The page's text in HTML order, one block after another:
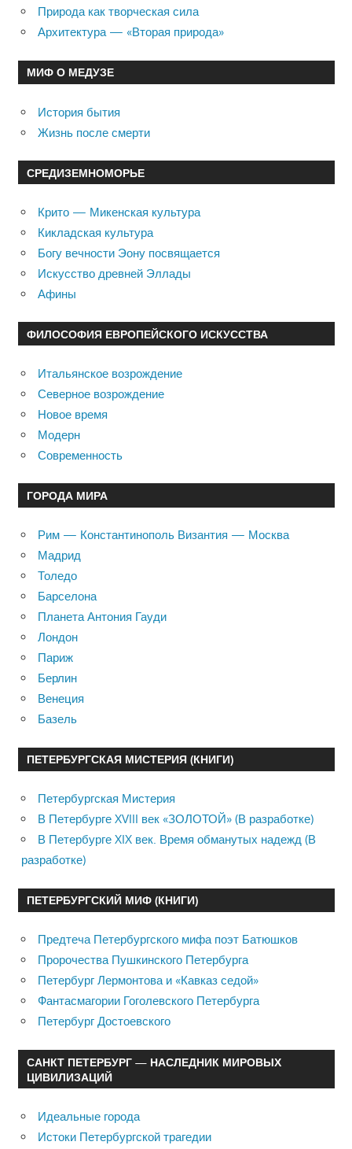
Природа как творческая сила
Архитектура — «Вторая природа»
МИФ О МЕДУЗЕ
История бытия
Жизнь после смерти
СРЕДИЗЕМНОМОРЬЕ
Крито — Микенская культура
Кикладская культура
Богу вечности Эону посвящается
Искусство древней Эллады
Афины
ФИЛОСОФИЯ ЕВРОПЕЙСКОГО ИСКУССТВА
Итальянское возрождение
Северное возрождение
Новое время
Модерн
Современность
ГОРОДА МИРА
Рим — Константинополь Византия — Москва
Мадрид
Толедо
Барселона
Планета Антония Гауди
Лондон
Париж
Берлин
Венеция
Базель
ПЕТЕРБУРГСКАЯ МИСТЕРИЯ (КНИГИ)
Петербургская Мистерия
В Петербурге XVIII век «ЗОЛОТОЙ» (В разработке)
В Петербурге XIX век. Время обманутых надежд (В
разработке)
ПЕТЕРБУРГСКИЙ МИФ (КНИГИ)
Предтеча Петербургского мифа поэт Батюшков
Пророчества Пушкинского Петербурга
Петербург Лермонтова и «Кавказ седой»
Фантасмагории Гоголевского Петербурга
Петербург Достоевского
САНКТ ПЕТЕРБУРГ — НАСЛЕДНИК МИРОВЫХ
ЦИВИЛИЗАЦИЙ
Идеальные города
Истоки Петербургской трагедии